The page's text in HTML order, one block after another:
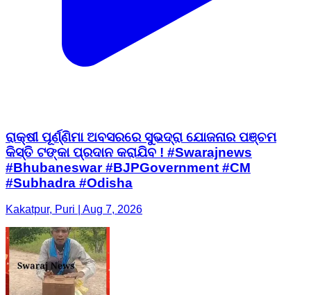
ରାକ୍ଷୀ ପୂର୍ଣ୍ଣିମା ଅବସରରେ ସୁଭଦ୍ରା ଯୋଜନାର ପଞ୍ଚମ
କିସ୍ତି ଟଙ୍କା ପ୍ରଦାନ କରାଯିବ ! #Swarajnews
#Bhubaneswar #BJPGovernment #CM
#Subhadra #Odisha
Kakatpur, Puri | Aug 7, 2026